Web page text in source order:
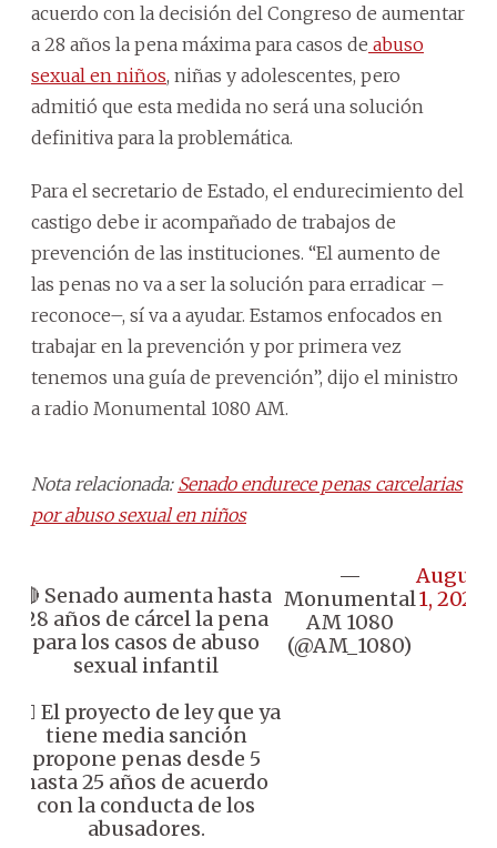
acuerdo con la decisión del Congreso de aumentar
a 28 años la pena máxima para casos de abuso
sexual en niños, niñas y adolescentes, pero
admitió que esta medida no será una solución
definitiva para la problemática.
Para el secretario de Estado, el endurecimiento del
castigo debe ir acompañado de trabajos de
prevención de las instituciones. “El aumento de
las penas no va a ser la solución para erradicar –
reconoce–, sí va a ayudar. Estamos enfocados en
trabajar en la prevención y por primera vez
tenemos una guía de prevención”, dijo el ministro
a radio Monumental 1080 AM.
Nota relacionada: Senado endurece penas carcelarias
por abuso sexual en niños
🔴 Senado aumenta hasta
28 años de cárcel la pena
para los casos de abuso
sexual infantil
👉🏼 El proyecto de ley que ya
tiene media sanción
propone penas desde 5
hasta 25 años de acuerdo
con la conducta de los
abusadores.
—
Monumental
AM 1080
(@AM_1080)
August
1, 2024